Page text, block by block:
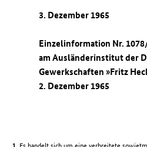
3. Dezember 1965
Einzelinformation Nr.
am Ausländerinstitut der
Gewerkschaften »Fritz
2. Dezember 1965